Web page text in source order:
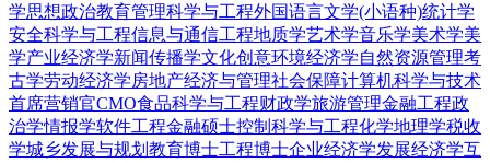
学思想政治教育管理科学与工程外国语言文学(小语种)统计学
安全科学与工程信息与通信工程地质学艺术学音乐学美术学美
学产业经济学新闻传播学文化创意环境经济学自然资源管理考
古学劳动经济学房地产经济与管理社会保障计算机科学与技术
首席营销官CMO食品科学与工程财政学旅游管理金融工程政
治学情报学软件工程金融硕士控制科学与工程化学地理学税收
学城乡发展与规划 教育博士工程博士企业经济学发展经济学互